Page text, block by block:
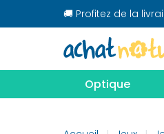
🚚 Profitez de la
Optique